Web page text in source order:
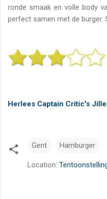
ronde smaak en volle body
perfect samen met de burger.
Herlees Captain Critic's
Gent Hamburger
Location: